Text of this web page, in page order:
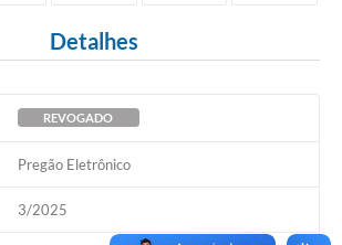
Detalhes
REVOGADO
Pregão Eletrônico
3/2025